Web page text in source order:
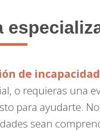
de incapacidad
o requieras una
para ayudarte.
sean